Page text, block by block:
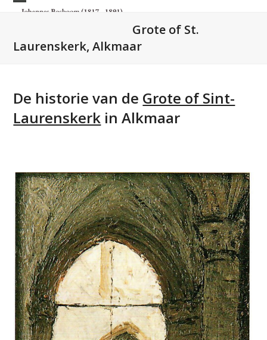
Skip Open
menu
Close
menu
Grote of St.
Laurenskerk, Alkmaar
De historie van de Grote of Sint-
Laurenskerk in Alkmaar